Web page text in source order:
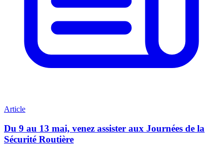
Article
Du 9 au 13 mai, venez assister aux Journées de la
Sécurité Routière